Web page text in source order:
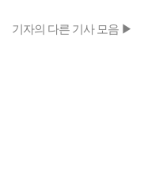
기자의 다른 기사 모음 ▶